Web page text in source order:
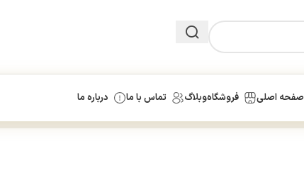
صفحه اصلی فروشگاهوبلاگ تماس با ما درباره ما